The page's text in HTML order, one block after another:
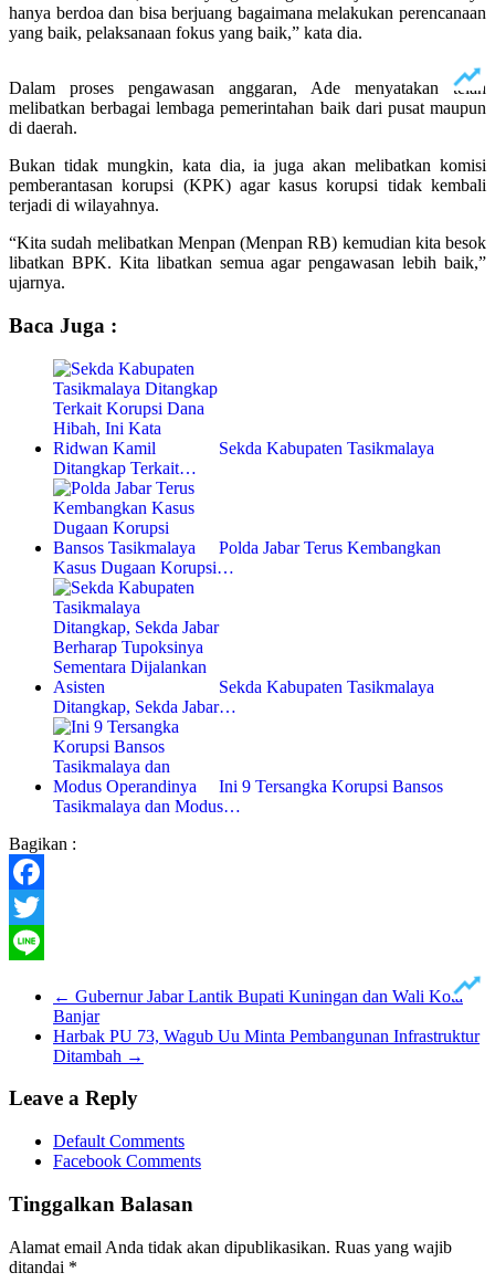
hanya berdoa dan bisa berjuang bagaimana melakukan perencanaan
yang baik, pelaksanaan fokus yang baik,” kata dia.
Dalam proses pengawasan anggaran, Ade menyatakan telah
melibatkan berbagai lembaga pemerintahan baik dari pusat maupun
di daerah.
Bukan tidak mungkin, kata dia, ia juga akan melibatkan komisi
pemberantasan korupsi (KPK) agar kasus korupsi tidak kembali
terjadi di wilayahnya.
“Kita sudah melibatkan Menpan (Menpan RB) kemudian kita besok
libatkan BPK. Kita libatkan semua agar pengawasan lebih baik,”
ujarnya.
Baca Juga :
Sekda Kabupaten Tasikmalaya
Ditangkap Terkait…
Polda Jabar Terus Kembangkan
Kasus Dugaan Korupsi…
Sekda Kabupaten Tasikmalaya
Ditangkap, Sekda Jabar…
Ini 9 Tersangka Korupsi Bansos
Tasikmalaya dan Modus…
Bagikan :
Facebook
Twitter
← Gubernur Jabar Lantik Bupati Kuningan dan Wali Kota
Banjar
Harbak PU 73, Wagub Uu Minta Pembangunan Infrastruktur
Ditambah →
Leave a Reply
Default Comments
Facebook Comments
Tinggalkan Balasan
Alamat email Anda tidak akan dipublikasikan. Ruas yang wajib
ditandai *